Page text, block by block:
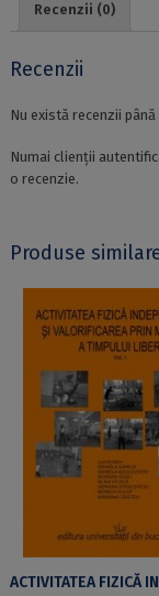
Recenzii (0)
Recenzii
Nu există recenzii până
Numai clienții
o recenzie.
Produse